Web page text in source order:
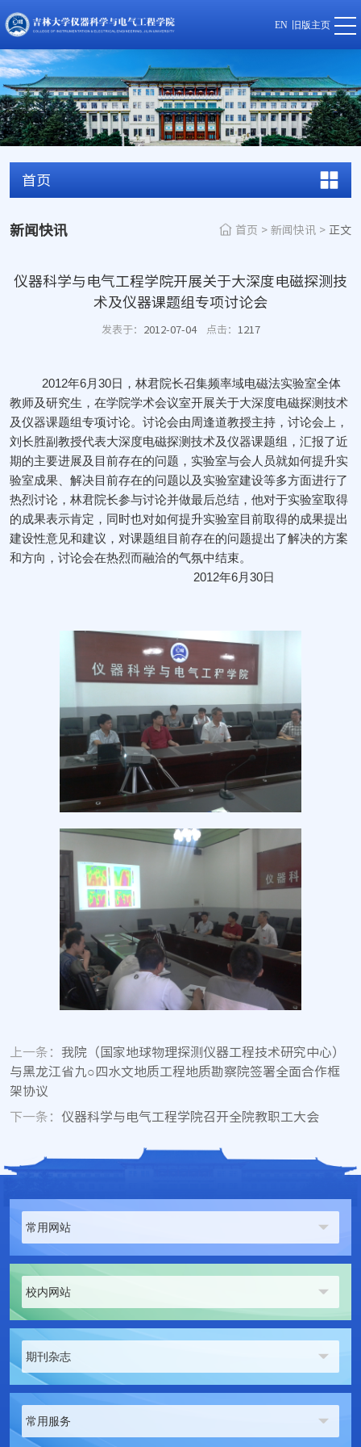
EN 旧版主页
首页
新闻快讯 首页 > 新闻快讯 > 正文
仪器科学与电气工程学院开展关于大深度电磁探测技
术及仪器课题组专项讨论会
发表于： 2012-07-04 点击： 1217
2012年6月30日，林君院长召集频率域电磁法实验室全体
教师及研究生，在学院学术会议室开展关于大深度电磁探测技术
及仪器课题组专项讨论。讨论会由周逢道教授主持，讨论会上，
刘长胜副教授代表大深度电磁探测技术及仪器课题组，汇报了近
期的主要进展及目前存在的问题，实验室与会人员就如何提升实
验室成果、解决目前存在的问题以及实验室建设等多方面进行了
热烈讨论，林君院长参与讨论并做最后总结，他对于实验室取得
的成果表示肯定，同时也对如何提升实验室目前取得的成果提出
建设性意见和建议，对课题组目前存在的问题提出了解决的方案
和方向，讨论会在热烈而融洽的气氛中结束。
2012年6月30日
上一条： 我院（国家地球物理探测仪器工程技术研究中心）
与黑龙江省九○四水文地质工程地质勘察院签署全面合作框
架协议
下一条： 仪器科学与电气工程学院召开全院教职工大会
常用网站
校内网站
期刊杂志
常用服务